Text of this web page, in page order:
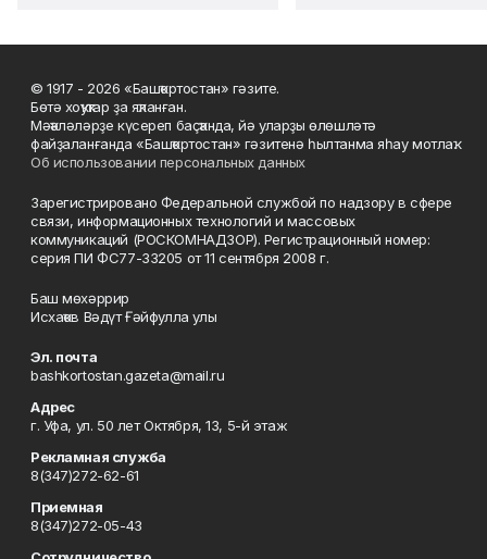
© 1917 - 2026 «Башҡортостан» гәзите.
Бөтә хоҡуҡтар ҙа яҡланған.
Мәҡәләләрҙе күсереп баҫҡанда, йә уларҙы өлөшләтә
файҙаланғанда «Башҡортостан» гәзитенә һылтанма яһау мотлаҡ.
Об использовании персональных данных
Зарегистрировано Федеральной службой по надзору в сфере
связи, информационных технологий и массовых
коммуникаций (РОСКОМНАДЗОР). Регистрационный номер:
серия ПИ ФС77-33205 от 11 сентября 2008 г.
Баш мөхәррир
Исхаҡов Вәдүт Ғәйфулла улы
Эл. почта
bashkortostan.gazeta@mail.ru
Адрес
г. Уфа, ул. 50 лет Октября, 13, 5-й этаж
Рекламная служба
8(347)272-62-61
Приемная
8(347)272-05-43